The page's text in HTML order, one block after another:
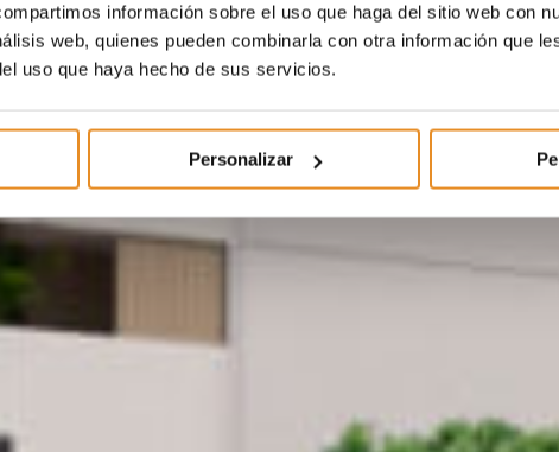
información sobre el uso que haga del sitio web con
web, quienes pueden combinarla con otra información que
uso que haya hecho de sus servicios.
Personalizar